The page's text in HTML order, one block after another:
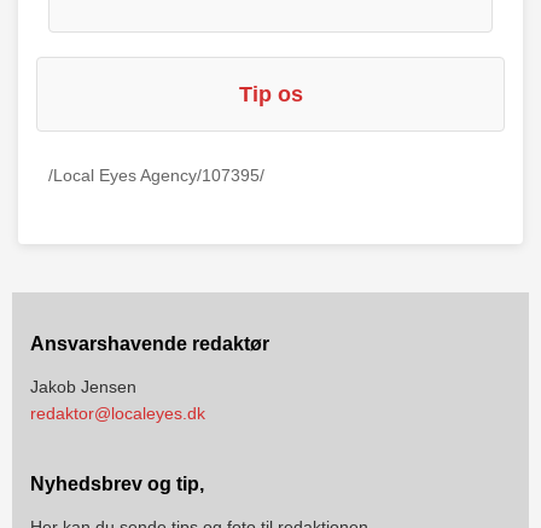
Tip os
/Local Eyes Agency/107395/
Ansvarshavende redaktør
Jakob Jensen
redaktor@localeyes.dk
Nyhedsbrev og tip,